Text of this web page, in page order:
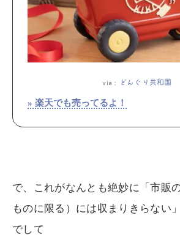
via : どんぐり共和国
» 楽天でも売ってるよ！
で、これがなんとも絶妙に「市販
ものに限る）には収まりきらない
でして